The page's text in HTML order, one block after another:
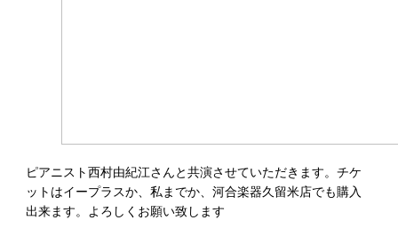
ピアニスト西村由紀江さんと共演させていただきます。チケ
ットはイープラスか、私までか、河合楽器久留米店でも購入
出来ます。よろしくお願い致します